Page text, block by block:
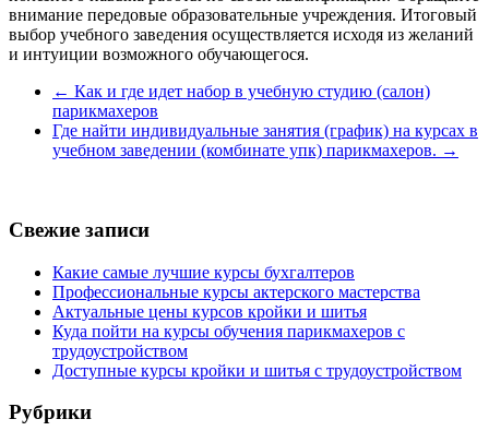
внимание передовые образовательные учреждения. Итоговый
выбор учебного заведения осуществляется исходя из желаний
и интуиции возможного обучающегося.
← Как и где идет набор в учебную студию (салон)
парикмахеров
Где найти индивидуальные занятия (график) на курсах в
учебном заведении (комбинате упк) парикмахеров. →
Свежие записи
Какие самые лучшие курсы бухгалтеров
Профессиональные курсы актерского мастерства
Актуальные цены курсов кройки и шитья
Куда пойти на курсы обучения парикмахеров с
трудоустройством
Доступные курсы кройки и шитья с трудоустройством
Рубрики